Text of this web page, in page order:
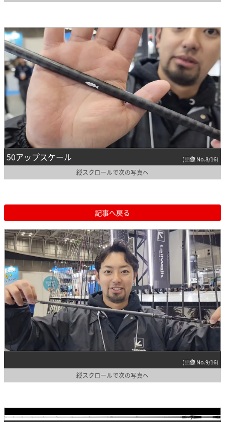
50アップスケール (画像 No.8/16)
縦スクロールで次の写真へ
記事へ戻る
(画像 No.9/16)
縦スクロールで次の写真へ